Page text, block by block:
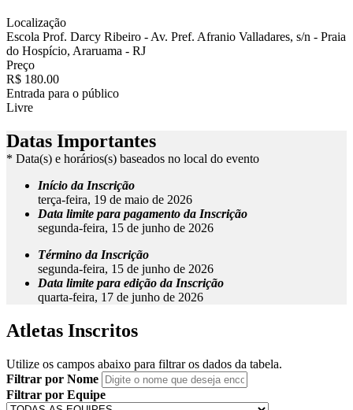
Localização
Escola Prof. Darcy Ribeiro - Av. Pref. Afranio Valladares, s/n - Praia
do Hospício, Araruama - RJ
Preço
R$ 180.00
Entrada para o público
Livre
Datas Importantes
* Data(s) e horários(s) baseados no local do evento
Início da Inscrição
terça-feira, 19 de maio de 2026
Data limite para pagamento da Inscrição
segunda-feira, 15 de junho de 2026
Término da Inscrição
segunda-feira, 15 de junho de 2026
Data limite para edição da Inscrição
quarta-feira, 17 de junho de 2026
Atletas Inscritos
Utilize os campos abaixo para filtrar os dados da tabela.
Filtrar por Nome
Filtrar por Equipe